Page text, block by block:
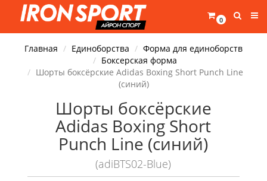
0
Главная Единоборства
Форма для единоборств
Боксерская форма
Шорты боксёрские Adidas Boxing Short Punch Line
(синий)
Шорты боксёрские
Adidas Boxing Short
Punch Line (синий)
(adiBTS02-Blue)